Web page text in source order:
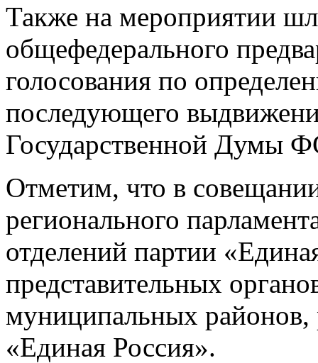
Также на мероприятии
общефедерального
голосования по
последующего
Государственной Думы
Отметим, что в
регионального
отделений партии
представительных
муниципальных районов,
«Единая Россия».